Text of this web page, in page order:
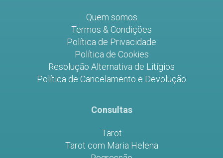
Quem somos
Termos & Condições
Política de Privacidade
Política de Cookies
Resolução Alternativa de Litígios
Política de Cancelamento e Devolução
Consultas
Tarot
Tarot com Maria Helena